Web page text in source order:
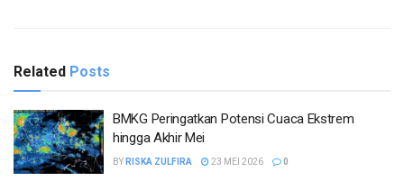
Related Posts
BMKG Peringatkan Potensi Cuaca Ekstrem
hingga Akhir Mei
BY RISKA ZULFIRA 23 MEI 2026 0